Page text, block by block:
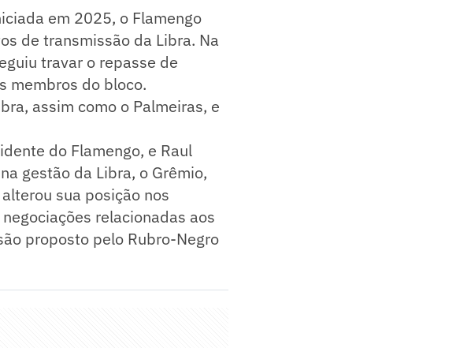
em 2025, o Flamengo
de transmissão da Libra. Na
travar o repasse de
membros do bloco.
assim como o Palmeiras, e
do Flamengo, e Raul
gestão da Libra, o Grêmio,
sua posição nos
relacionadas aos
proposto pelo Rubro-Negro